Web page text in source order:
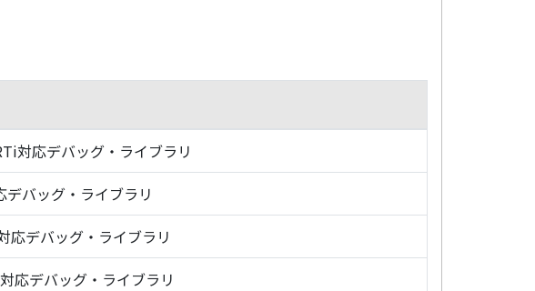
対応デバッグ・ライブラリ
デバッグ・ライブラリ
応デバッグ・ライブラリ
応デバッグ・ライブラリ